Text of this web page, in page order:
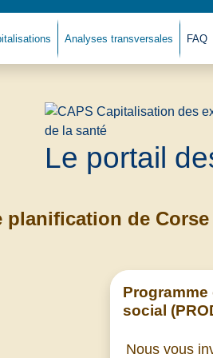
Analyses transversales FAQ
Le portail
planification de
social
Nous vous